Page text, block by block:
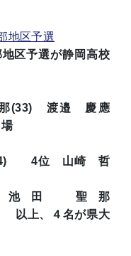
地区予選
区予選が静岡高校
(33) 渡邉 慶應
4位 山崎 哲
聖那
が県大